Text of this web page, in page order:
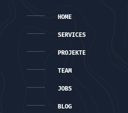
HOME
SERVICES
PROJEKTE
TEAM
JOBS
BLOG